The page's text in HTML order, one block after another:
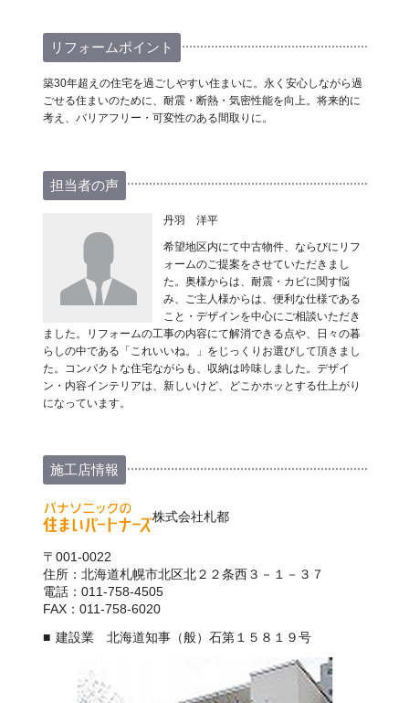
リフォームポイント
築30年超えの住宅を過ごしやすい住まいに。永く安心しながら過
ごせる住まいのために、耐震・断熱・気密性能を向上。将来的に
考え、バリアフリー・可変性のある間取りに。
担当者の声
丹羽 洋平
希望地区内にて中古物件、ならびにリフ
ォームのご提案をさせていただきまし
た。奥様からは、耐震・カビに関す悩
み、ご主人様からは、便利な仕様である
こと・デザインを中心にご相談いただき
ました。リフォームの工事の内容にて解消できる点や、日々の暮
らしの中である「これいいね。」をじっくりお選びして頂きまし
た。コンパクトな住宅ながらも、収納は吟味しました。デザイ
ン・内容インテリアは、新しいけど、どこかホッとする仕上がり
になっています。
施工店情報
株式会社札都
〒001-0022
住所：北海道札幌市北区北２２条西３－１－３７
電話：011-758-4505
FAX：011-758-6020
建設業 北海道知事（般）石第１５８１９号